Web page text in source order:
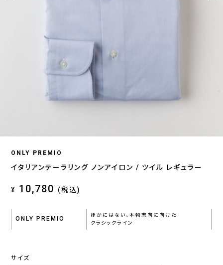
ONLY PREMIO
イタリアンテーラリング ノンアイロン / ツイル レギュラー
¥ 10,780 (税込)
ONLY PREMIO
ほかにはない、本物志向に向けた
クラシックライン
サイズ